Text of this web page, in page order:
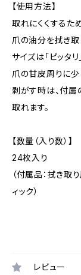
【使用方法】
取れにくくするた
爪の油分を拭き取
サイズは「ピッタ
爪の甘皮周りに少
剥がす時は、付属
取れます。
【数量（入り数）】
24枚入り
（付属品：拭き取
ィック）
レビュー